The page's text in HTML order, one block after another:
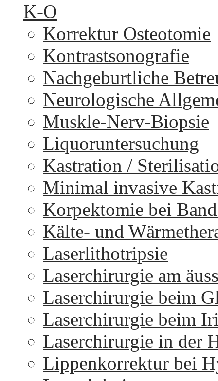
K-O
Korrektur Osteotomie
Kontrastsonografie
Nachgeburtliche
Neurologische
Muskle-Nerv-Biopsie
Liquoruntersuchung
Kastration /
Minimal invasive
Korpektomie bei
Kälte- und
Laserlithotripsie
Laserchirurgie am
Laserchirurgie beim
Laserchirurgie beim
Laserchirurgie in der
Lippenkorrektur bei